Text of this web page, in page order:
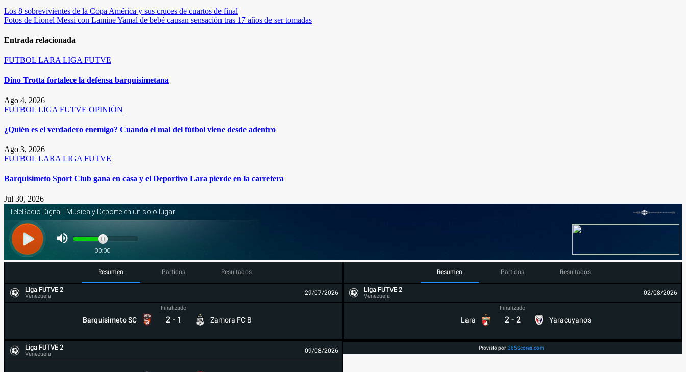
Navegación
de
entradas
Los 8 sobrevivientes de la Copa América y sus cruces de cuartos de final
Fotos de Lionel Messi con Lamine Yamal de bebé causan sensación tras 17 años de ser tomadas
Entrada relacionada
FUTBOL LARA LIGA FUTVE
Dino Trotta fortalece la defensa barquisimetana
Ago 4, 2026
FUTBOL LIGA FUTVE OPINIÓN
¿Quién es el verdadero enemigo? Cuando el mal del fútbol viene desde adentro
Ago 3, 2026
FUTBOL LARA LIGA FUTVE
Barquisimeto Sport Club gana en casa y el Deportivo Lara pierde en la carretera
Jul 30, 2026
Resumen Partidos Resultados
Liga FUTVE 2
Venezuela 29/07/2026
Barquisimeto SC
Finalizado
2 - 1 Zamora FC B
Liga FUTVE 2
Venezuela 09/08/2026
Resumen Partidos Resultados
Liga FUTVE 2
Venezuela 02/08/2026
Lara
Finalizado
2 - 2 Yaracuyanos
Provisto por 365Scores.com